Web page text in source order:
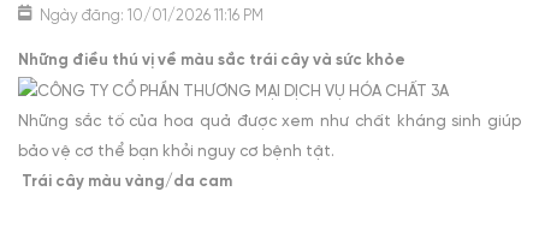
Ngày đăng: 10/01/2026 11:16 PM
Những điều thú vị về màu sắc trái cây và sức khỏe
Những sắc tố của hoa quả được xem như chất kháng sinh giúp
bảo vệ cơ thể bạn khỏi nguy cơ bệnh tật.
Trái cây màu vàng/da cam